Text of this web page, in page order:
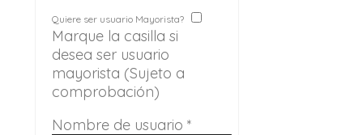
Quiere ser usuario Mayorista?
Marque la casilla si
desea ser usuario
mayorista (Sujeto a
comprobación)
Nombre de usuario *